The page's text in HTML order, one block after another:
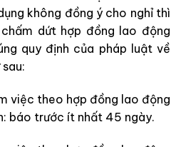
không đồng ý cho nghỉ thì
dứt hợp đồng lao động
quy định của pháp luật về
việc theo hợp đồng lao động
báo trước ít nhất 45 ngày.